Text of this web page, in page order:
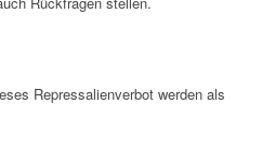
Repressalienverbot werden als